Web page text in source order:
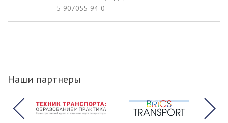
5-907055-94-0
Наши партнеры